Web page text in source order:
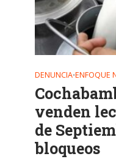
DENUNCIA•ENFOQUE
venden
de
bloqueos